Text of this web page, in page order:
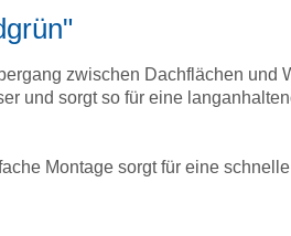
zwischen Dachflächen und
und sorgt so für eine
Montage sorgt für eine